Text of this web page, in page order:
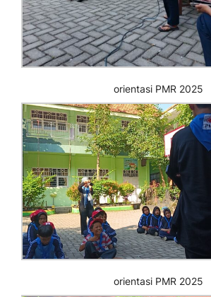
orientasi PMR 2025
orientasi PMR 2025